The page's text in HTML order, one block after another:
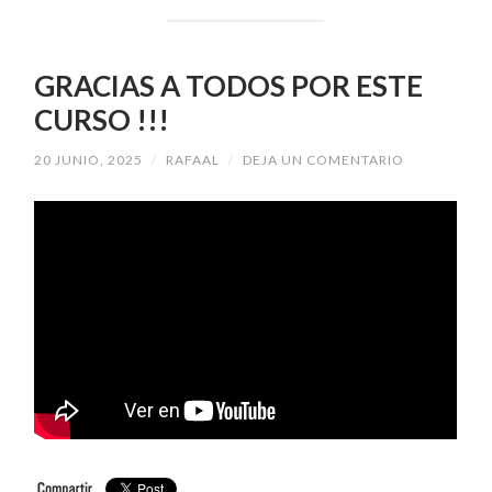
GRACIAS A TODOS POR ESTE
CURSO !!!
20 JUNIO, 2025 / RAFAAL / DEJA UN COMENTARIO